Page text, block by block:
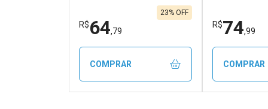
Por R$ 19,59/cada
Por R$ 19,59/cada
Por R$
Por R$
R$64,79
23% OFF
COMPRAR
R$74,99
COMPRAR